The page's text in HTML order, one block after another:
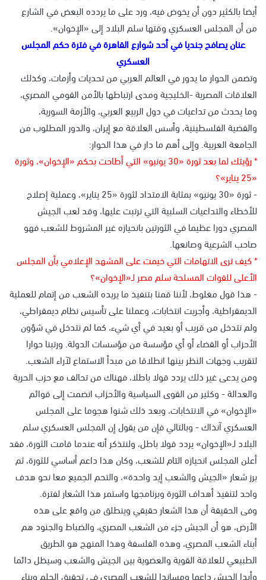
أيضا بالكثير دون أن يخوض فيه، ورد على ما يردده البعض في الشارع
من أن المجلس العسكري وقتها سلم البلاد إلى «الإخوان».
عنان يصافح جنديا في أحد شوارع القاهرة في فترة حكم المجلس
العسكري
وتضمن الحوار ما يدور في العالم العربي من تحديات وأزمات، وكذلك
العلاقات المصرية -الخليجية ومدى ارتباطها بالأمن القومي المصري،
وما يحدث من تداعيات في دول الربيع العربي، والأزمة السورية،
والقضية الفلسطينية، وأسس العلاقة مع إيران، والدور المطلوب من
الجامعة العربية. وإلى أهم ما دار في هذا الحوار:
* رؤيتك لما بعد ثورة «30 يونيو» التي أطاحت بحكم «الإخوان»، وثورة
«25 يناير»؟
- ثورة «30 يونيو» بمثابة الامتداد لثورة «25 يناير»، وعملية إصلاح
للأخطاء والتداعيات السلبية التي ترتبت عليها، وقد لعب الجيش
المصري دورا عظيما في الثورتين بانحيازه غير المشروط للشعب فهو
صاحب الشرعية وصانعها.
* كيف ترى الاتهامات التي خيمت على المشهد الإعلامي بأن المجلس
الأعلى للقوات المسلحة سلم مصر لـ«الإخوان»؟
- هذا قول مغلوط، لأننا قمنا بتنفيذ ما يريده الشعب من إتمام للعملية
الديمقراطية، وأجريت انتخابات، وعملنا على تأسيس نظام ديمقراطي،
ولم نتدخل من قريب أو بعيد في أي شيء، كما لم نتدخل في شؤون
الأحزاب أو القضاء أو أي مؤسسة من مؤسسات الدولة. ورتبنا حوارا
لتقريب وجهات النظر بينها انطلاقا من مبدأ الاستماع لآراء الشعب.
ومن يدعى غير ذلك يردد قولا باطلا، فهناك من تحالف مع حزب الحرية
والعدالة - وكثير من القوى السياسية والأحزاب انضمت إلى قوائم
«الإخوان» في الانتخابات، وبعد ذلك شنوا هجوما على المجلس
العسكري آنذاك - وبالتالي فإن من يقول إن المجلس العسكري سلم
البلاد لـ«الإخوان» يردد قولا باطل، ولنتذكر أنه عندما قامت الثورة، فقد
أعلن المجلس انحيازه التام للشعب، وكان هذا داعم أساسي للثورة، ثم
برز شعار «الجيش والشعب إيد واحدة»، والتحم الجميع معا نحو هدف
واحد لتنفيذ أهداف الثورة وبرنامجها واستمر هذا الشعار لفترة.
وفى الحقيقة أن هذا الشعار حقيقي وينطلق من واقع على هذه
الأرض، هو أن الجيش جزء من الشعب المصري، والضباط والجنود هم
أبناء الشعب المصري، وهذه الفلسفة وهذا المنهج هو الطريق
الطبيعي للعلاقة القوية والعضوية بين الجيش والشعب وسيظل دائما
وأبدا الجيش داعما ومساندا للشعب المصري في تحقيق الحلم وبناء